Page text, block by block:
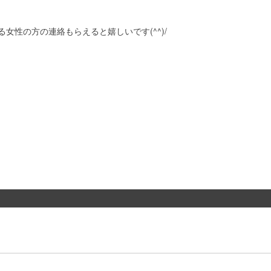
女性の方の連絡もらえると嬉しいです(^^)/